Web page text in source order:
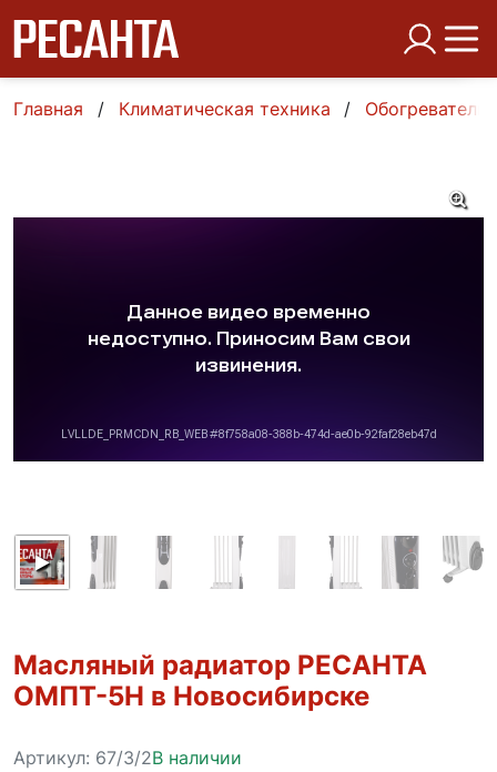
Главная Климатическая техника Обогреватели
Масляный радиатор РЕСАНТА
ОМПТ-5Н в Новосибирске
Артикул: 67/3/2В наличии